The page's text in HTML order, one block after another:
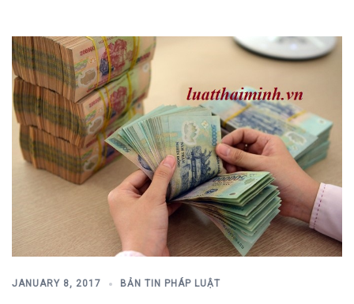
JANUARY 8, 2017 BẢN TIN PHÁP LUẬT